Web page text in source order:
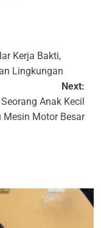
Kerja Bakti,
Lingkungan
Next:
Anak Kecil
Mesin Motor Besar